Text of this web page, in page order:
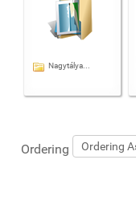
Nagytálya...
Ordering